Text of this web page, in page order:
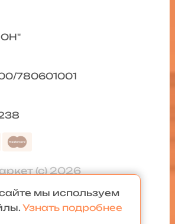
780601001
(с) 2026
мы используем
Узнать подробнее